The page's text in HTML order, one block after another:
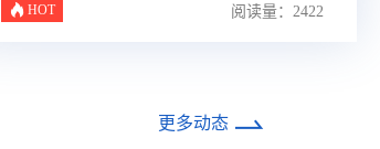
HOT 阅读量：2422
更多动态